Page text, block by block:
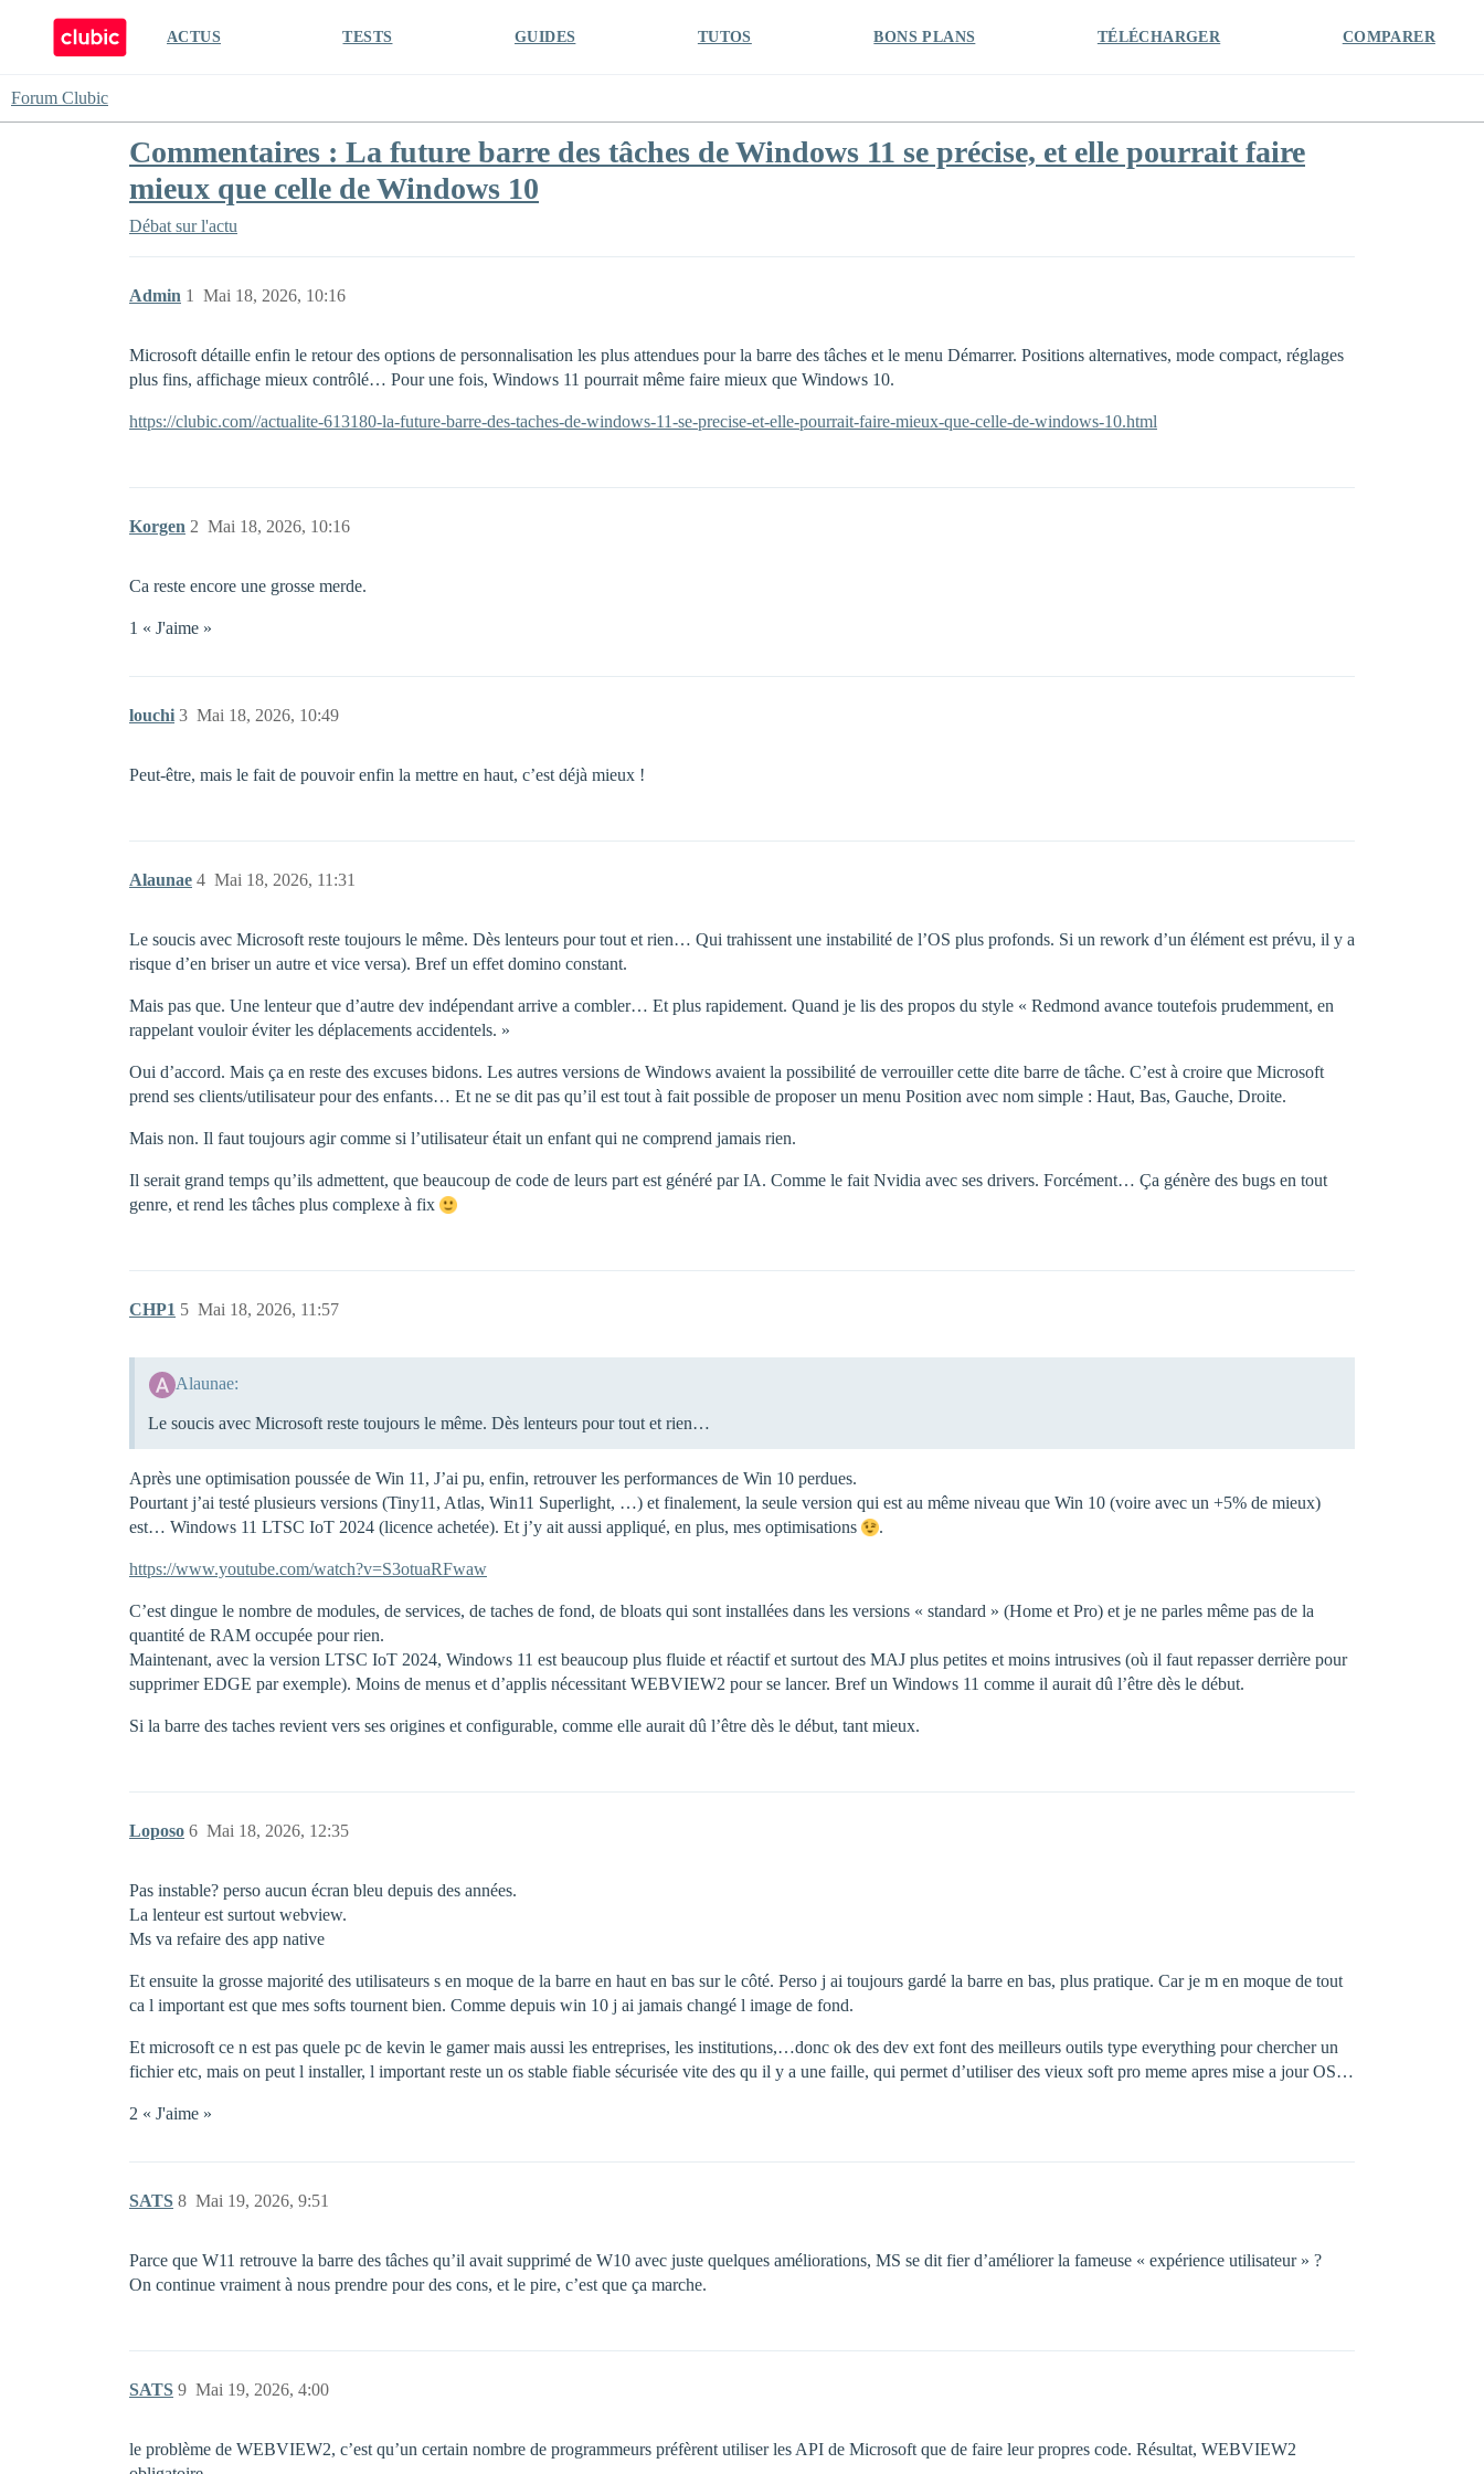
ACTUS TESTS GUIDES TUTOS BONS PLANS TÉLÉCHARGER COMPARER
Forum Clubic
Commentaires : La future barre des tâches de Windows 11 se précise, et elle pourrait faire
mieux que celle de Windows 10
Débat sur l'actu
Admin Mai 18, 2026, 10:16
1
Microsoft détaille enfin le retour des options de personnalisation les plus attendues pour la barre des tâches et le menu Démarrer. Positions alternatives, mode compact, réglages
plus fins, affichage mieux contrôlé… Pour une fois, Windows 11 pourrait même faire mieux que Windows 10.
https://clubic.com//actualite-613180-la-future-barre-des-taches-de-windows-11-se-precise-et-elle-pourrait-faire-mieux-que-celle-de-windows-10.html
Korgen Mai 18, 2026, 10:16
2
Ca reste encore une grosse merde.
1 « J'aime »
louchi Mai 18, 2026, 10:49
3
Peut-être, mais le fait de pouvoir enfin la mettre en haut, c’est déjà mieux !
Alaunae Mai 18, 2026, 11:31
4
Le soucis avec Microsoft reste toujours le même. Dès lenteurs pour tout et rien… Qui trahissent une instabilité de l’OS plus profonds. Si un rework d’un élément est prévu, il y a
risque d’en briser un autre et vice versa). Bref un effet domino constant.
Mais pas que. Une lenteur que d’autre dev indépendant arrive a combler… Et plus rapidement. Quand je lis des propos du style « Redmond avance toutefois prudemment, en
rappelant vouloir éviter les déplacements accidentels. »
Oui d’accord. Mais ça en reste des excuses bidons. Les autres versions de Windows avaient la possibilité de verrouiller cette dite barre de tâche. C’est à croire que Microsoft
prend ses clients/utilisateur pour des enfants… Et ne se dit pas qu’il est tout à fait possible de proposer un menu Position avec nom simple : Haut, Bas, Gauche, Droite.
Mais non. Il faut toujours agir comme si l’utilisateur était un enfant qui ne comprend jamais rien.
Il serait grand temps qu’ils admettent, que beaucoup de code de leurs part est généré par IA. Comme le fait Nvidia avec ses drivers. Forcément… Ça génère des bugs en tout
genre, et rend les tâches plus complexe à fix
CHP1 Mai 18, 2026, 11:57
5
Alaunae:
Le soucis avec Microsoft reste toujours le même. Dès lenteurs pour tout et rien…
Après une optimisation poussée de Win 11, J’ai pu, enfin, retrouver les performances de Win 10 perdues.
Pourtant j’ai testé plusieurs versions (Tiny11, Atlas, Win11 Superlight, …) et finalement, la seule version qui est au même niveau que Win 10 (voire avec un +5% de mieux)
est… Windows 11 LTSC IoT 2024 (licence achetée). Et j’y ait aussi appliqué, en plus, mes optimisations
.
https://www.youtube.com/watch?v=S3otuaRFwaw
C’est dingue le nombre de modules, de services, de taches de fond, de bloats qui sont installées dans les versions « standard » (Home et Pro) et je ne parles même pas de la
quantité de RAM occupée pour rien.
Maintenant, avec la version LTSC IoT 2024, Windows 11 est beaucoup plus fluide et réactif et surtout des MAJ plus petites et moins intrusives (où il faut repasser derrière pour
supprimer EDGE par exemple). Moins de menus et d’applis nécessitant WEBVIEW2 pour se lancer. Bref un Windows 11 comme il aurait dû l’être dès le début.
Si la barre des taches revient vers ses origines et configurable, comme elle aurait dû l’être dès le début, tant mieux.
Loposo Mai 18, 2026, 12:35
6
Pas instable? perso aucun écran bleu depuis des années.
La lenteur est surtout webview.
Ms va refaire des app native
Et ensuite la grosse majorité des utilisateurs s en moque de la barre en haut en bas sur le côté. Perso j ai toujours gardé la barre en bas, plus pratique. Car je m en moque de tout
ca l important est que mes softs tournent bien. Comme depuis win 10 j ai jamais changé l image de fond.
Et microsoft ce n est pas quele pc de kevin le gamer mais aussi les entreprises, les institutions,…donc ok des dev ext font des meilleurs outils type everything pour chercher un
fichier etc, mais on peut l installer, l important reste un os stable fiable sécurisée vite des qu il y a une faille, qui permet d’utiliser des vieux soft pro meme apres mise a jour OS…
2 « J'aime »
SATS Mai 19, 2026, 9:51
8
Parce que W11 retrouve la barre des tâches qu’il avait supprimé de W10 avec juste quelques améliorations, MS se dit fier d’améliorer la fameuse « expérience utilisateur » ?
On continue vraiment à nous prendre pour des cons, et le pire, c’est que ça marche.
SATS Mai 19, 2026, 4:00
9
le problème de WEBVIEW2, c’est qu’un certain nombre de programmeurs préfèrent utiliser les API de Microsoft que de faire leur propres code. Résultat, WEBVIEW2